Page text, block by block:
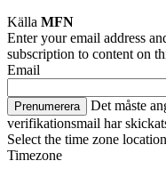
Källa MFN
Enter your email address
subscription to content on
Email
Prenumerera Det måste
verifikationsmail har
Select the time zone
Timezone